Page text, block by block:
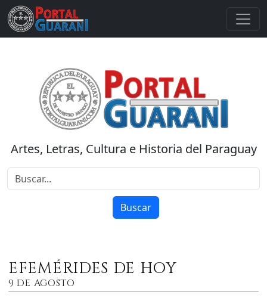
Artes, Letras, Cultura e Historia del Paraguay
Buscar
EFEMÉRIDES DE HOY
9 DE AGOSTO